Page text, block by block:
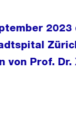
Prof. Dr.